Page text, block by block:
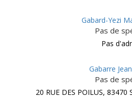
Gabard-Yezi
Pas de
Pas
Gabarre
Pas de
20 RUE DES POILUS,